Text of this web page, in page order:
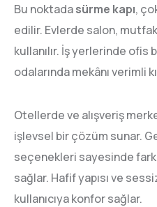
Bu noktadasürme kapı,
edilir. Evlerde salon,
kullanılır. İş yerlerinde ofis
odalarında mekânı verimli
Otellerde ve alışveriş
işlevsel bir çözüm sunar.
seçenekleri sayesinde
sağlar. Hafif yapısı ve
kullanıcıya konfor sağlar.